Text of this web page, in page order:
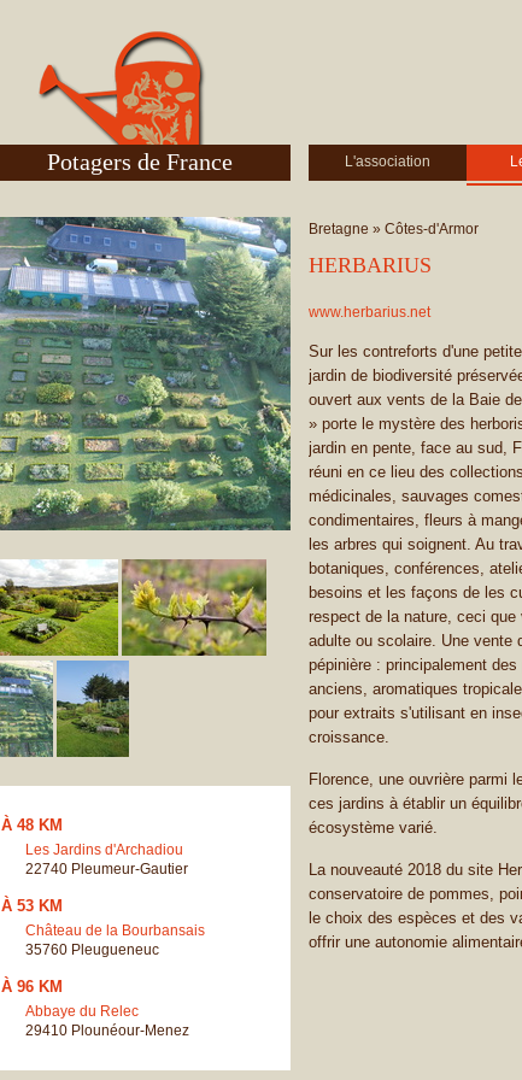
Potagers de France L'association
À 48 KM
Les Jardins d'Archadiou
22740 Pleumeur-Gautier
À 53 KM
Château de la Bourbansais
35760 Pleugueneuc
À 96 KM
Abbaye du Relec
29410 Plounéour-Menez
Bretagne » Côtes-d'Armor
HERBARIUS
www.herbarius.net
Sur les contreforts d'une
jardin de biodiversité
ouvert aux vents de la Baie
» porte le mystère des
jardin en pente, face au sud,
réuni en ce lieu des
médicinales, sauvages
condimentaires, fleurs à
les arbres qui soignent. Au
botaniques, conférences,
besoins et les façons de les
respect de la nature, ceci
adulte ou scolaire. Une vente
pépinière : principalement
anciens, aromatiques
pour extraits s'utilisant en
croissance.
Florence, une ouvrière parmi
ces jardins à établir un
écosystème varié.
La nouveauté 2018 du site
conservatoire de pommes,
le choix des espèces et des
offrir une autonomie